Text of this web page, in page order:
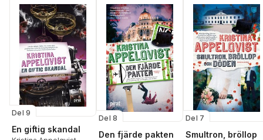
Del 9
En giftig skandal
Del 8
Den fjärde pakten
Del 7
Smultron, bröllop